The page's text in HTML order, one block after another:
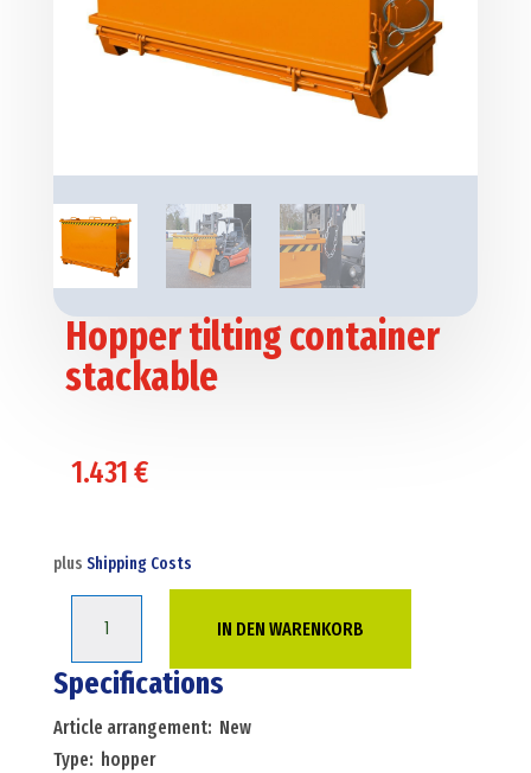
Hopper tilting container
stackable
1.431€
plus Shipping Costs
container
stackable
Menge
IN DEN WARENKORB
Specifications
Article arrangement: New
Type: hopper